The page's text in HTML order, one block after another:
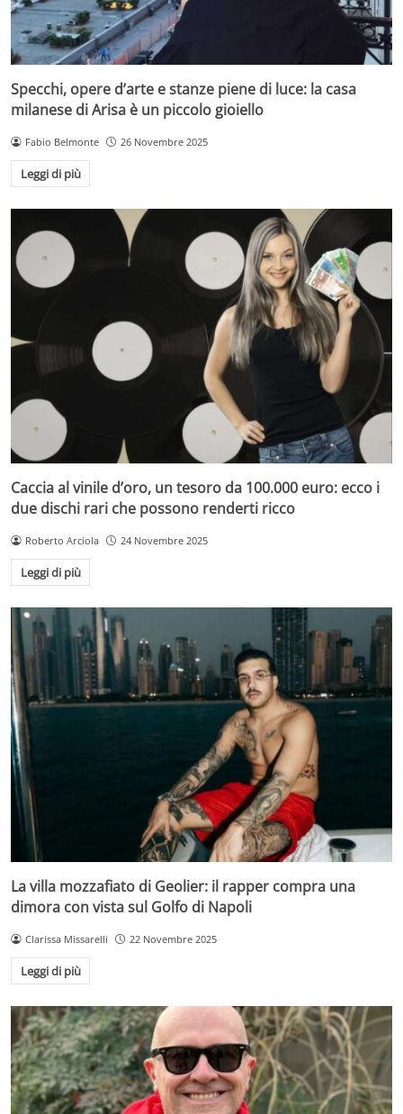
Specchi, opere d’arte e stanze piene di luce: la casa
milanese di Arisa è un piccolo gioiello
Fabio Belmonte 26 Novembre 2025
Leggi di più
Caccia al vinile d’oro, un tesoro da 100.000 euro: ecco i
due dischi rari che possono renderti ricco
Roberto Arciola 24 Novembre 2025
Leggi di più
La villa mozzafiato di Geolier: il rapper compra una
dimora con vista sul Golfo di Napoli
Clarissa Missarelli 22 Novembre 2025
Leggi di più